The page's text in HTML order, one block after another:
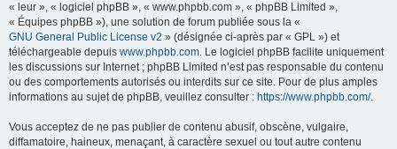
« leur », « logiciel phpBB », « www.phpbb.com », « phpBB Limited »,
« Équipes phpBB »), une solution de forum publiée sous la «
GNU General Public License v2 » (désignée ci-après par « GPL ») et
téléchargeable depuis www.phpbb.com. Le logiciel phpBB facilite uniquement
les discussions sur Internet ; phpBB Limited n’est pas responsable du contenu
ou des comportements autorisés ou interdits sur ce site. Pour de plus amples
informations au sujet de phpBB, veuillez consulter : https://www.phpbb.com/.
Vous acceptez de ne pas publier de contenu abusif, obscène, vulgaire,
diffamatoire, haineux, menaçant, à caractère sexuel ou tout autre contenu